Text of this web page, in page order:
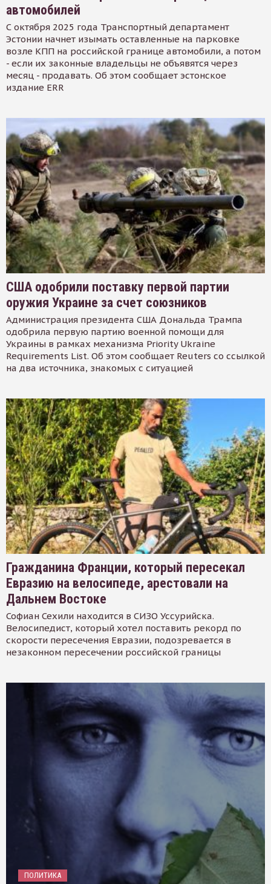
автомобилей
С октября 2025 года Транспортный департамент
Эстонии начнет изымать оставленные на парковке
возле КПП на российской границе автомобили, а потом
- если их законные владельцы не объявятся через
месяц - продавать. Об этом сообщает эстонское
издание ERR
США одобрили поставку первой партии
оружия Украине за счет союзников
Администрация президента США Дональда Трампа
одобрила первую партию военной помощи для
Украины в рамках механизма Priority Ukraine
Requirements List. Об этом сообщает Reuters со ссылкой
на два источника, знакомых с ситуацией
Гражданина Франции, который пересекал
Евразию на велосипеде, арестовали на
Дальнем Востоке
Софиан Сехили находится в СИЗО Уссурийска.
Велосипедист, который хотел поставить рекорд по
скорости пересечения Евразии, подозревается в
незаконном пересечении российской границы
ПОЛИТИКА